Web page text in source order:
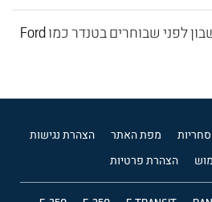
מה חשוב לקחת בחשבון לפני שבוחרים בטנדר כמו Ford
מפת האתר הצהרת נגישות
הצהרת פרטיות